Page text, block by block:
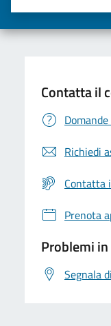
Valuta
Valuta 3
Valuta 2 stelle
Valuta una stella
Contatta il
Richiedi
Contatta
Prenota
Problemi
Segnala